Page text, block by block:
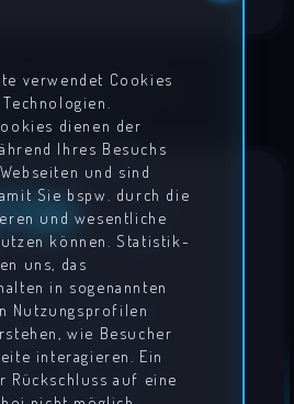
verwendet Cookies
dienen der
Ihres Besuchs
und sind
Sie bspw. durch die
und wesentliche
können. Statistik-
uns, das
in sogenannten
Nutzungsprofilen
wie Besucher
interagieren. Ein
Rückschluss auf eine